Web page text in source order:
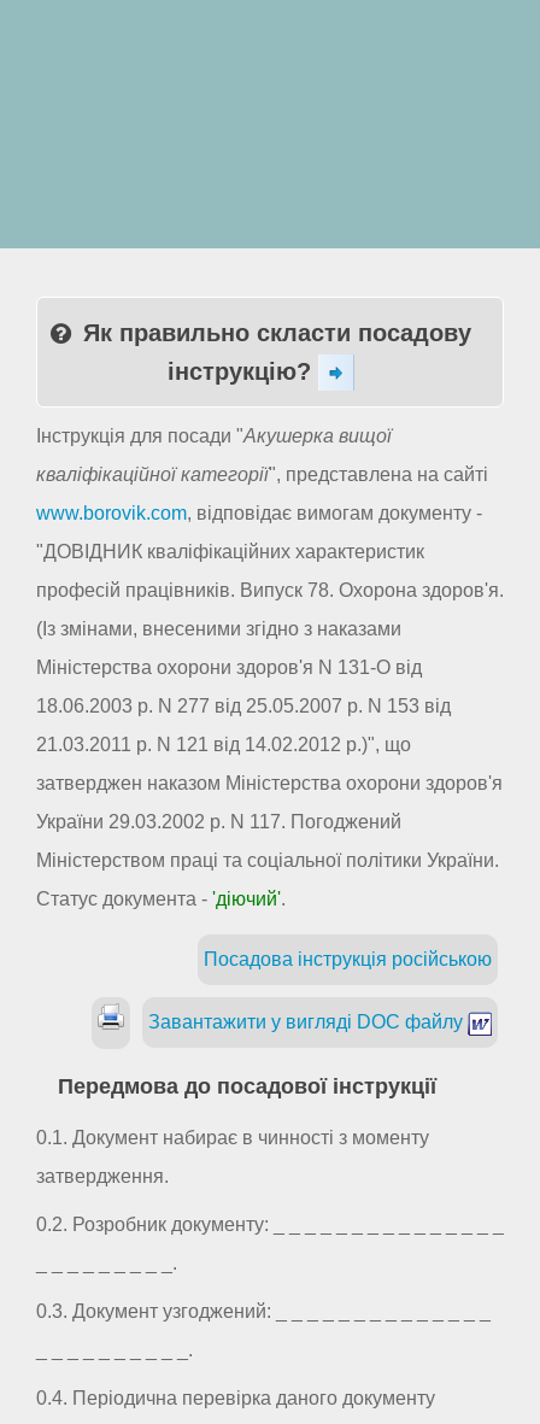
Як правильно скласти посадову
інструкцію?
Інструкція для посади "Акушерка вищої
кваліфікаційної категорії", представлена на сайті
www.borovik.com, відповідає вимогам документу -
"ДОВІДНИК кваліфікаційних характеристик
професій працівників. Випуск 78. Охорона здоров'я.
(Із змінами, внесеними згідно з наказами
Міністерства охорони здоров'я N 131-О від
18.06.2003 р. N 277 від 25.05.2007 р. N 153 від
21.03.2011 р. N 121 від 14.02.2012 р.)", що
затверджен наказом Міністерства охорони здоров'я
України 29.03.2002 р. N 117. Погоджений
Міністерством праці та соціальної політики України.
Статус документа - 'діючий'.
Посадова інструкція російською
Завантажити у вигляді DOC файлу
Передмова до посадової інструкції
0.1. Документ набирає в чинності з моменту
затвердження.
0.2. Розробник документу: _ _ _ _ _ _ _ _ _ _ _ _ _ _ _
_ _ _ _ _ _ _ _ _.
0.3. Документ узгоджений: _ _ _ _ _ _ _ _ _ _ _ _ _ _
_ _ _ _ _ _ _ _ _ _.
0.4. Періодична перевірка даного документу